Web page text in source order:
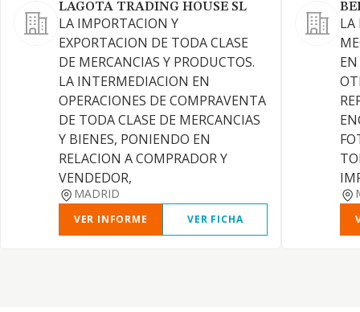
LAGOTA TRADING HOUSE SL
LA IMPORTACION Y
EXPORTACION DE TODA CLASE
DE MERCANCIAS Y PRODUCTOS.
LA INTERMEDIACION EN
OPERACIONES DE COMPRAVENTA
DE TODA CLASE DE MERCANCIAS
Y BIENES, PONIENDO EN
RELACION A COMPRADOR Y
VENDEDOR,
MADRID
VER INFORME VER FICHA
LA